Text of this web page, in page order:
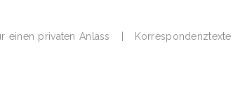
einen privaten Anlass |